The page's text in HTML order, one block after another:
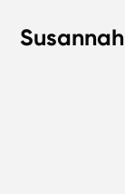
Susannah